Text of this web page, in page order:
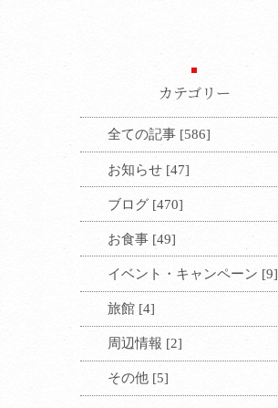
カテゴリー
全ての記事 [586]
お知らせ [47]
ブログ [470]
お食事 [49]
イベント・キャンペーン [9]
旅館 [4]
周辺情報 [2]
その他 [5]